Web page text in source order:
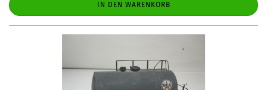
IN DEN WARENKORB